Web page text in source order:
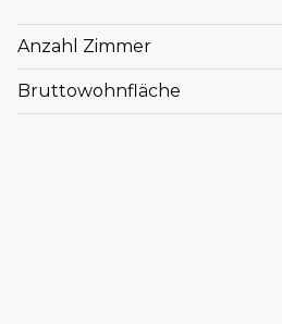
Anzahl Zimmer
Bruttowohnfläche